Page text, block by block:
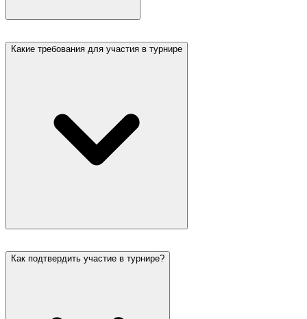
Какие требования для участия в турнире
Как подтвердить участие в турнире?